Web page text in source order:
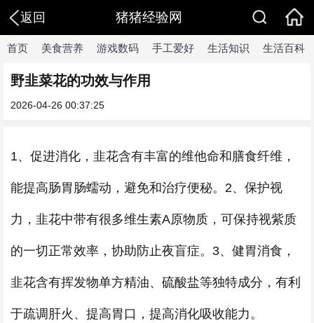
返回 猪猪经验网
首页 美食营养 游戏数码 手工爱好 生活知识 生活百科
野韭菜花的功效与作用
2026-04-26 00:37:25
1、促进消化，韭花含有丰富的维他命和膳食纤维，
能提高肠胃肠蠕动，避免和治疗便秘。2、保护视
力，韭花中带有很多维生素A原物质，可保持视紫质
的一切正常效率，协助防止夜盲症。3、健胃消食，
韭花含有挥发物单方精油、硫酸盐等独特成分，有利
于疏调肝火、提高胃口，提高消化吸收能力。